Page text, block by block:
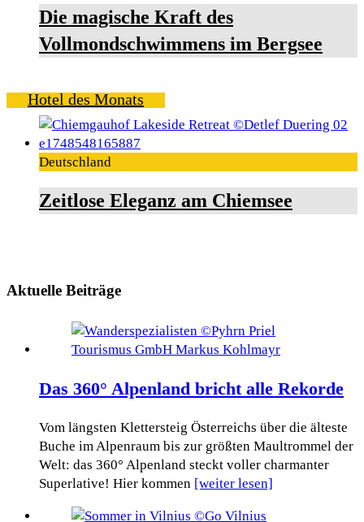
Die magische Kraft des
Vollmondschwimmens im Bergsee
Hotel des Monats
Deutschland
Zeitlose Eleganz am Chiemsee
Aktuelle Beiträge
Das 360° Alpenland bricht alle Rekorde
Vom längsten Klettersteig Österreichs über die älteste
Buche im Alpenraum bis zur größten Maultrommel der
Welt: das 360° Alpenland steckt voller charmanter
Superlative! Hier kommen [weiter lesen]